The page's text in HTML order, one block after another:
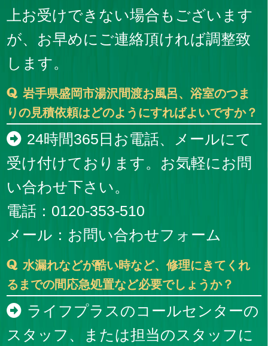
上お受けできない場合もございます
が、お早めにご連絡頂ければ調整致
します。
岩手県盛岡市湯沢間渡お風呂、浴室のつま
りの見積依頼はどのようにすればよいですか？
24時間365日お電話、メールにて
受け付けております。お気軽にお問
い合わせ下さい。
電話：0120-353-510
メール： お問い合わせフォーム
水漏れなどが酷い時など、修理にきてくれ
るまでの間応急処置など必要でしょうか？
ライフプラスのコールセンターの
スタッフ、または担当のスタッフに